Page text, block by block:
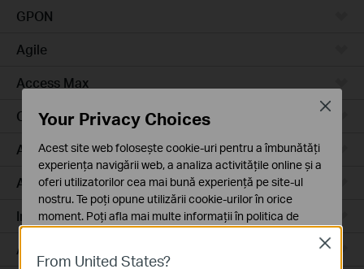
GPON
Agile
Access Max
Campus
Access Plus
Aggregation
Industrial
Access
From United States?
Close
Your Privacy Choices
Acest site web folosește cookie-uri pentru a îmbunătăți
experiența navigării web, a analiza activitățile online și a
oferi utilizatorilor cea mai bună experiență pe site-ul
nostru. Te poți opune utilizării cookie-urilor în orice
moment. Poți afla mai multe informații în politica de
Cookie-uri de bază
Close